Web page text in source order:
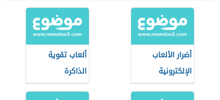
أضرار الألعاب
الإلكترونية
وفوائدها
ألعاب تقوية
الذاكرة